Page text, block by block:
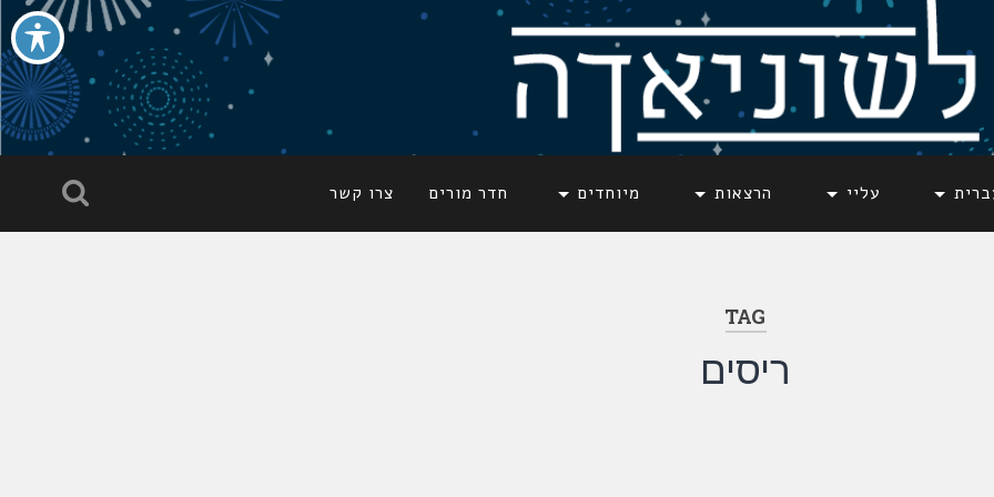
עליי הרצאות מיוחדים חדר מורים צרו קשר
TAG
ריסים